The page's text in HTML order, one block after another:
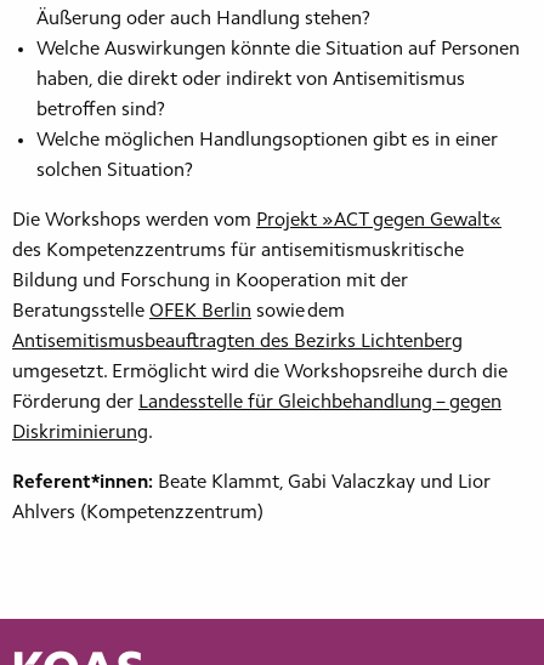
Äußerung oder auch Handlung stehen?
Welche Auswirkungen könnte die Situation auf Personen
haben, die direkt oder indirekt von Antisemitismus
betroffen sind?
Welche möglichen Handlungsoptionen gibt es in einer
solchen Situation?
Die Workshops werden vom Projekt »ACT gegen Gewalt«
des Kompetenzzentrums für antisemitismuskritische
Bildung und Forschung in Kooperation mit der
Beratungsstelle OFEK Berlin sowie dem
Antisemitismusbeauftragten des Bezirks Lichtenberg
umgesetzt. Ermöglicht wird die Workshopsreihe durch die
Förderung der Landesstelle für Gleichbehandlung – gegen
Diskriminierung.
Referent*innen: Beate Klammt, Gabi Valaczkay und Lior
Ahlvers (Kompetenzzentrum)